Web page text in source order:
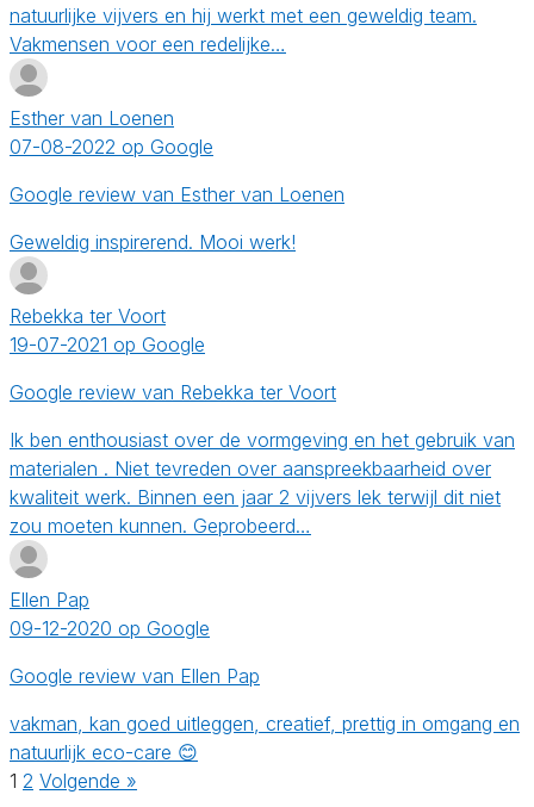
natuurlijke vijvers en hij werkt met een geweldig team.
Vakmensen voor een redelijke…
Esther van Loenen
07-08-2022 op Google
Google review van Esther van Loenen
Geweldig inspirerend. Mooi werk!
Rebekka ter Voort
19-07-2021 op Google
Google review van Rebekka ter Voort
Ik ben enthousiast over de vormgeving en het gebruik van
materialen . Niet tevreden over aanspreekbaarheid over
kwaliteit werk. Binnen een jaar 2 vijvers lek terwijl dit niet
zou moeten kunnen. Geprobeerd…
Ellen Pap
09-12-2020 op Google
Google review van Ellen Pap
vakman, kan goed uitleggen, creatief, prettig in omgang en
natuurlijk eco-care 😊
1 2 Volgende »